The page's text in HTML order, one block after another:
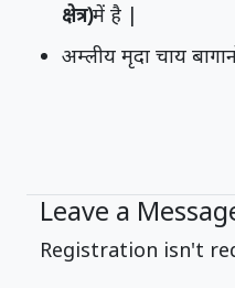
क्षेत्र)में है |
अम्लीय मृदा चाय
Leave a
Registration isn't